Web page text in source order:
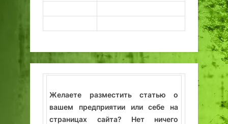
Желаете разместить статью о
вашем предприятии или себе на
страницах сайта? Нет ничего